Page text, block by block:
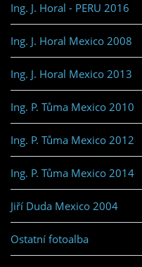
Ing. J. Horal - PERU 2016
Ing. J. Horal Mexico 2008
Ing. J. Horal Mexico 2013
Ing. P. Tůma Mexico 2010
Ing. P. Tůma Mexico 2012
Ing. P. Tůma Mexico 2014
Jiří Duda Mexico 2004
Ostatní fotoalba